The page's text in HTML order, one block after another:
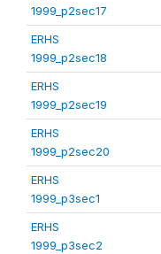
1999_p2sec17
ERHS
1999_p2sec18
ERHS
1999_p2sec19
ERHS
1999_p2sec20
ERHS
1999_p3sec1
ERHS
1999_p3sec2